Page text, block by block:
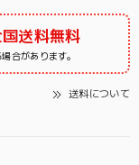
送料無料
合があります。
送料について